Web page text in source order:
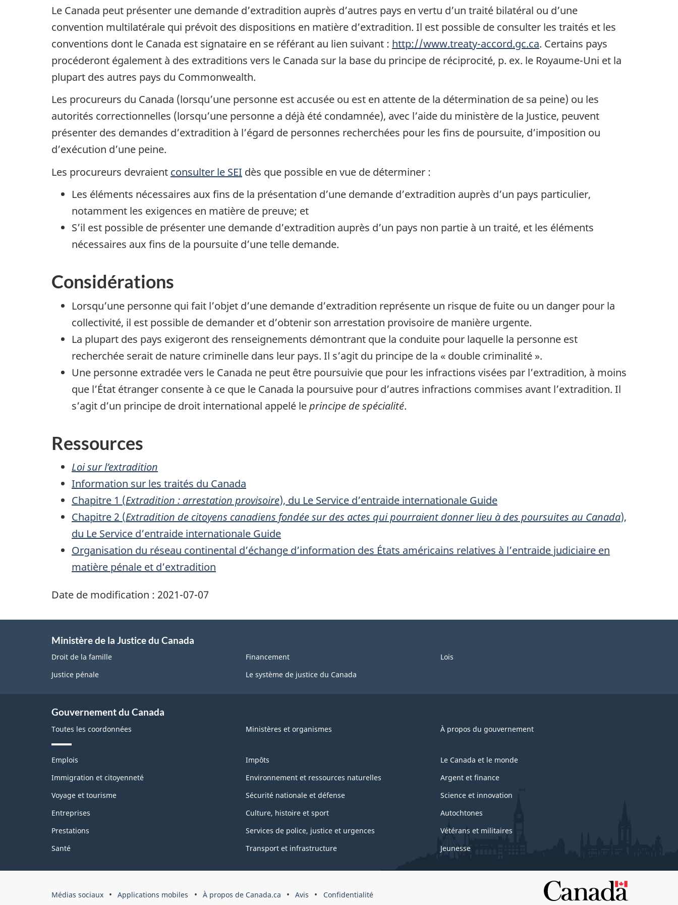
i
o
d
a
c
a
Le Canada peut présenter une demande d’extradition auprès d’autres pays en vertu d’un traité bilatéral ou d’une
convention multilatérale qui prévoit des dispositions en matière d’extradition. Il est possible de consulter les traités et les
conventions dont le Canada est signataire en se référant au lien suivant : http://www.treaty-accord.gc.ca. Certains pays
procéderont également à des extraditions vers le Canada sur la base du principe de réciprocité, p. ex. le Royaume-Uni et la
plupart des autres pays du Commonwealth.
Les procureurs du Canada (lorsqu’une personne est accusée ou est en attente de la détermination de sa peine) ou les
autorités correctionnelles (lorsqu’une personne a déjà été condamnée), avec l’aide du ministère de la Justice, peuvent
présenter des demandes d’extradition à l’égard de personnes recherchées pour les fins de poursuite, d’imposition ou
d’exécution d’une peine.
Les procureurs devraient consulter le SEI dès que possible en vue de déterminer :
Les éléments nécessaires aux fins de la présentation d’une demande d’extradition auprès d’un pays particulier,
notamment les exigences en matière de preuve; et
S’il est possible de présenter une demande d’extradition auprès d’un pays non partie à un traité, et les éléments
nécessaires aux fins de la poursuite d’une telle demande.
Considérations
Lorsqu’une personne qui fait l’objet d’une demande d’extradition représente un risque de fuite ou un danger pour la
collectivité, il est possible de demander et d’obtenir son arrestation provisoire de manière urgente.
La plupart des pays exigeront des renseignements démontrant que la conduite pour laquelle la personne est
recherchée serait de nature criminelle dans leur pays. Il s’agit du principe de la « double criminalité ».
Une personne extradée vers le Canada ne peut être poursuivie que pour les infractions visées par l’extradition, à moins
que l’État étranger consente à ce que le Canada la poursuive pour d’autres infractions commises avant l’extradition. Il
s’agit d’un principe de droit international appelé leprincipe de spécialité.
Ressources
Loi sur l’extradition
Information sur les traités du Canada
Chapitre 1 (Extradition : arrestation provisoire), du Le Service d’entraide internationale Guide
Chapitre 2 (Extradition de citoyens canadiens fondée sur des actes qui pourraient donner lieu à des poursuites au Canada),
du Le Service d’entraide internationale Guide
Organisation du réseau continental d’échange d’information des États américains relatives à l’entraide judiciaire en
matière pénale et d’extradition
Date de modification : 2021-07-07
Ministère de la Justice du Canada
Droit de la famille
Justice pénale
Financement
Le système de justice du Canada
Lois
Gouvernement du Canada
Toutes les coordonnées Ministères et organismes À propos du gouvernement
T
è
e
e
t
s
u
j
t
Emplois
Immigration et citoyenneté
Voyage et tourisme
Entreprises
Prestations
Santé
Impôts
Environnement et ressources naturelles
Sécurité nationale et défense
Culture, histoire et sport
Services de police, justice et urgences
Transport et infrastructure
Le Canada et le monde
Argent et finance
Science et innovation
Autochtones
Vétérans et militaires
Jeunesse
Médias sociaux Applications mobiles À propos de Canada.ca Avis Confidentialité